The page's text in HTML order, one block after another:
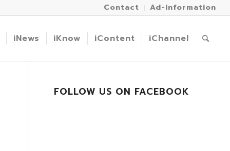
Contact Ad-information
iNews iKnow iContent iChannel
FOLLOW US ON FACEBOOK